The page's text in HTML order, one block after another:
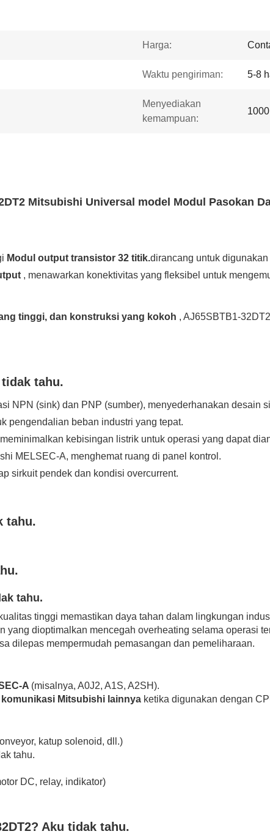
Harga:
Waktu pengiriman: 5-8
Menyediakan
kemampuan:
1000
Mitsubishi Universal model Modul Pasokan
Modul output transistor 32 titik.dirancang untuk
, menawarkan konektivitas yang fleksibel untuk
tinggi, dan konstruksi yang kokoh , AJ65SBTB1-
tahu.
NPN (sink) dan PNP (sumber), menyederhanakan desain
pengendalian beban industri yang tepat.
kebisingan listrik untuk operasi yang dapat
MELSEC-A, menghemat ruang di panel kontrol.
sirkuit pendek dan kondisi overcurrent.
tahu.
tahu.
tinggi memastikan daya tahan dalam lingkungan
yang dioptimalkan mencegah overheating selama operasi
dilepas mempermudah pemasangan dan pemeliharaan.
A (misalnya, A0J2, A1S, A2SH).
Mitsubishi lainnya ketika digunakan dengan
katup solenoid, dll.)
tahu.
DC, relay, indikator)
Aku tidak tahu.